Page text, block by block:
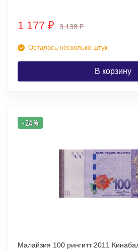
1 177 ₽ 3 138₽
Осталось несколько штук
В корзину
- 24 %
Малайзия 100 рингитт 2011 Кинабалу Парк в Штате